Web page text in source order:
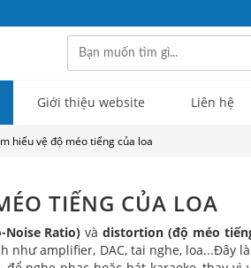
Giới thiệu website Liên hệ
hiểu vệ độ méo tiếng của loa
TIẾNG CỦA LOA
Noise Ratio) vàdistortion (độ méo
như amplifier, DAC, tai nghe, loa...Đây